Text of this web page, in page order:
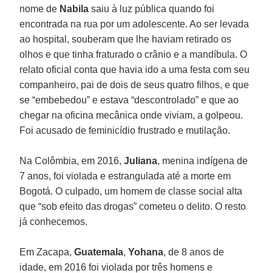
nome de Nabila saiu à luz pública quando foi
encontrada na rua por um adolescente. Ao ser levada
ao hospital, souberam que lhe haviam retirado os
olhos e que tinha fraturado o crânio e a mandíbula. O
relato oficial conta que havia ido a uma festa com seu
companheiro, pai de dois de seus quatro filhos, e que
se “embebedou” e estava “descontrolado” e que ao
chegar na oficina mecânica onde viviam, a golpeou.
Foi acusado de feminicídio frustrado e mutilação.
Na Colômbia, em 2016,Juliana, menina indígena de
7 anos, foi violada e estrangulada até a morte em
Bogotá. O culpado, um homem de classe social alta
que “sob efeito das drogas” cometeu o delito. O resto
já conhecemos.
Em Zacapa,Guatemala,Yohana, de 8 anos de
idade, em 2016 foi violada por três homens e